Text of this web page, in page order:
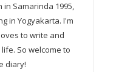
in Samarinda 1995,
in Yogyakarta. I'm
to write and
So welcome to
diary!